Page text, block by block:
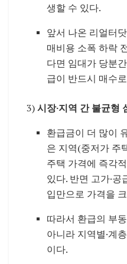
생할 수 있다.
앞서 나온 리얼터
매비용 소폭 하락
다면 임대가 당분
급이 반드시 매수
3)시장·지역 간 불균형
환급금이 더 많이
은 지역(중저가 주
주택 가격에 즉각
있다. 반면 고가·
입만으로 가격을
따라서 환급의 부
아니라 지역별·계
이다.